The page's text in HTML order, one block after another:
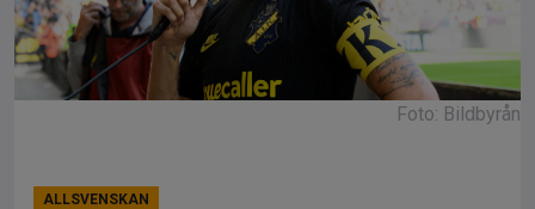
Foto: Bildbyrån
ALLSVENSKAN